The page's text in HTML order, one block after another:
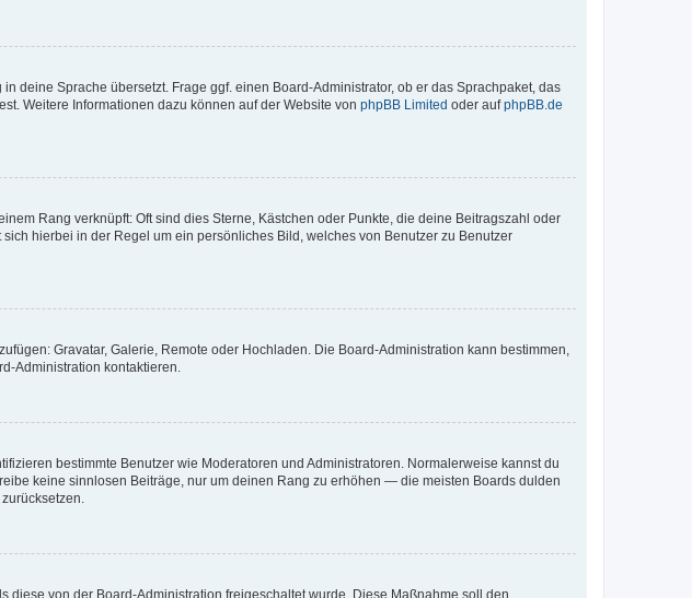
deine Sprache übersetzt. Frage ggf. einen Board-Administrator, ob er das Sprachpaket, das
Weitere Informationen dazu können auf der Website von phpBB Limited oder aufphpBB.de
Rang verknüpft: Oft sind dies Sterne, Kästchen oder Punkte, die deine Beitragszahl oder
hierbei in der Regel um ein persönliches Bild, welches von Benutzer zu Benutzer
Gravatar, Galerie, Remote oder Hochladen. Die Board-Administration kann bestimmen,
Administration kontaktieren.
bestimmte Benutzer wie Moderatoren und Administratoren. Normalerweise kannst du
keine sinnlosen Beiträge, nur um deinen Rang zu erhöhen — die meisten Boards dulden
von der Board-Administration freigeschaltet wurde. Diese Maßnahme soll den